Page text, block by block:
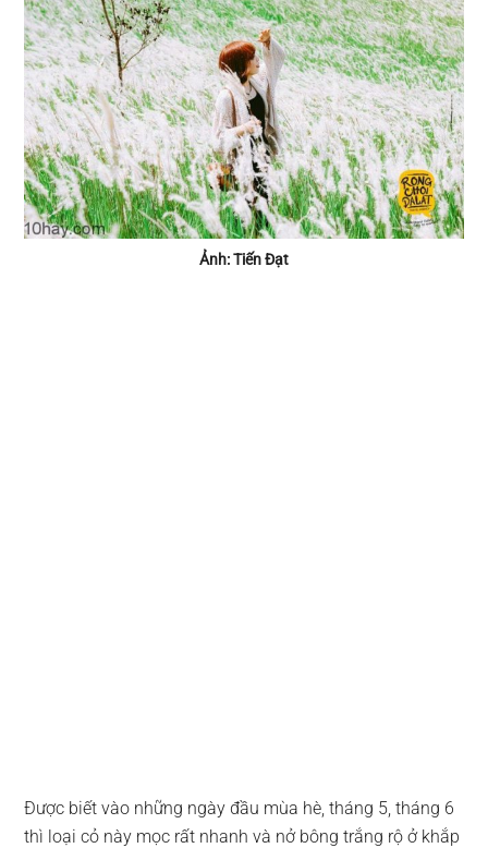
Ảnh: Tiến Đạt
Được biết vào những ngày đầu mùa hè, tháng 5, tháng 6
thì loại cỏ này mọc rất nhanh và nở bông trắng rộ ở khắp